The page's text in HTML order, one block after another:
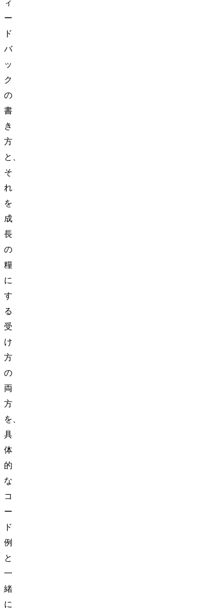
ィ
ー
ド
バ
ッ
ク
の
書
き
方
と、
そ
れ
を
成
長
の
糧
に
す
る
受
け
方
の
両
方
を、
具
体
的
な
コ
ー
ド
例
と
一
緒
に